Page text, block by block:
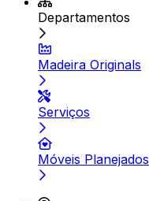
Departamentos
Madeira Originals
Serviços
Móveis Planejados